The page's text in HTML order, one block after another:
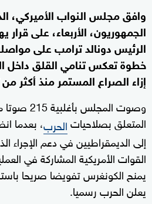
وافق مجلس النواب الأميركي،
الجمهوريون، الأربعاء، على
الرئيس دونالد ترامب على
خطوة تعكس تنامي القلق داخل
إزاء الصراع المستمر منذ أكثر
المتعلق بصلاحياتالحرب، بعدما
إلى الديمقراطيين في دعم
القوات الأمريكية المشاركة في
يمنح الكونغرس تفويضا صريحا
يعلن الحرب رسميا.